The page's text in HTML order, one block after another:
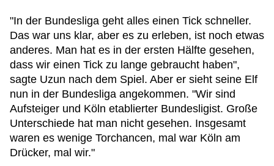
"In der Bundesliga geht alles einen Tick schneller.
Das war uns klar, aber es zu erleben, ist noch etwas
anderes. Man hat es in der ersten Hälfte gesehen,
dass wir einen Tick zu lange gebraucht haben",
sagte Uzun nach dem Spiel. Aber er sieht seine Elf
nun in der Bundesliga angekommen. "Wir sind
Aufsteiger und Köln etablierter Bundesligist. Große
Unterschiede hat man nicht gesehen. Insgesamt
waren es wenige Torchancen, mal war Köln am
Drücker, mal wir."